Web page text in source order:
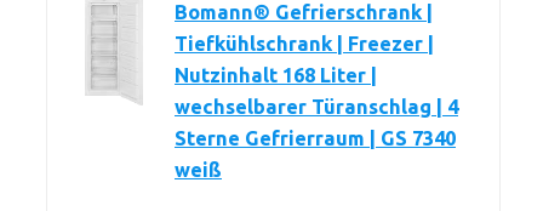
Bomann® Gefrierschrank |
Tiefkühlschrank | Freezer |
Nutzinhalt 168 Liter |
wechselbarer Türanschlag | 4
Sterne Gefrierraum | GS 7340
weiß